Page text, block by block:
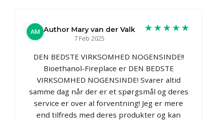
AM Author Mary van der Valk
7 Feb 2025
★★★★★
DEN BEDSTE VIRKSOMHED NOGENSINDE!!
Bioethanol-Fireplace er DEN BEDSTE
VIRKSOMHED NOGENSINDE! Svarer altid
samme dag når der er et spørgsmål og deres
service er over al forventning! Jeg er mere
end tilfreds med deres produkter og kan